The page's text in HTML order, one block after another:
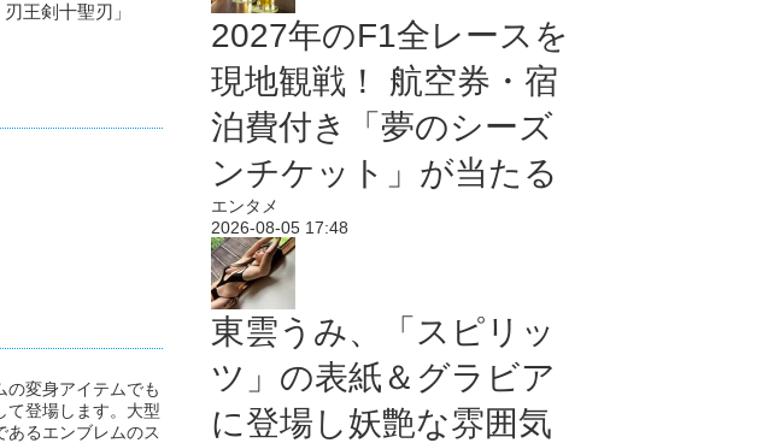
王剣十聖刃」
の変身アイテムでも
て登場します。大型
あるエンブレムのス
2027年のF1全レースを
現地観戦！ 航空券・宿
泊費付き「夢のシーズ
ンチケット」が当たる
エンタメ
2026-08-05 17:48
東雲うみ、「スピリッ
ツ」の表紙＆グラビア
に登場し妖艶な雰囲気